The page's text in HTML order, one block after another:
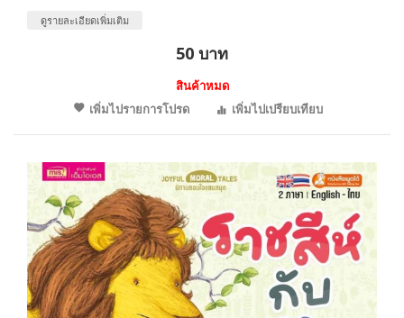
ดูรายละเอียดเพิ่มเติม
50 บาท
สินค้าหมด
เพิ่มไปรายการโปรด
เพิ่มไปเปรียบเทียบ